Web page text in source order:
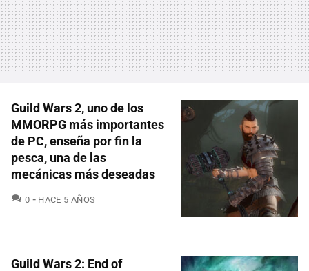
Guild Wars 2, uno de los
MMORPG más importantes
de PC, enseña por fin la
pesca, una de las
mecánicas más deseadas
0 COMENTARIOS
HACE 5 AÑOS
Guild Wars 2: End of